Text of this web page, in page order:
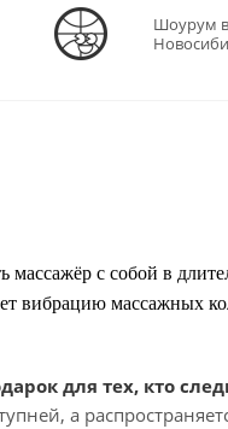
Шоурум в
массажёр с собой в
вибрацию массажных
для тех, кто
а